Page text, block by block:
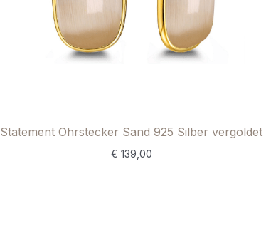
Statement Ohrstecker Sand 925 Silber vergoldet
€ 139,00